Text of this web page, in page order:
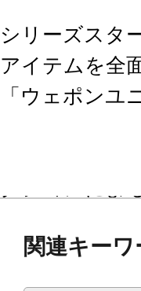
シリーズスタ
アイテムを全
「ウェポン
バイポッド
関連キーワ